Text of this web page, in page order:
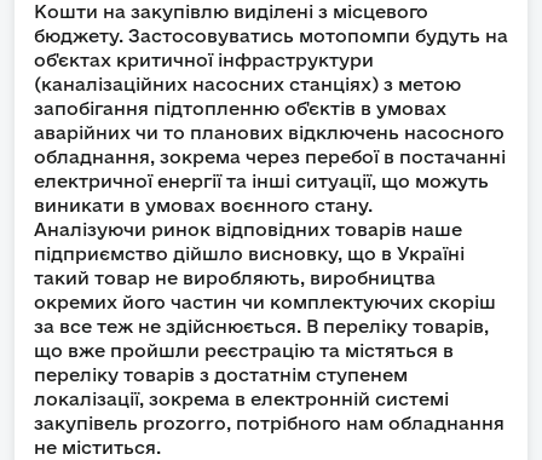
Кошти на закупівлю виділені з місцевого
бюджету. Застосовуватись мотопомпи будуть на
об'єктах критичної інфраструктури
(каналізаційних насосних станціях) з метою
запобігання підтопленню об'єктів в умовах
аварійних чи то планових відключень насосного
обладнання, зокрема через перебої в постачанні
електричної енергії та інші ситуації, що можуть
виникати в умовах воєнного стану.
Аналізуючи ринок відповідних товарів наше
підприємство дійшло висновку, що в Україні
такий товар не виробляють, виробництва
окремих його частин чи комплектуючих скоріш
за все теж не здійснюється. В переліку товарів,
що вже пройшли реєстрацію та містяться в
переліку товарів з достатнім ступенем
локалізації, зокрема в електронній системі
закупівель prozorro, потрібного нам обладнання
не міститься.